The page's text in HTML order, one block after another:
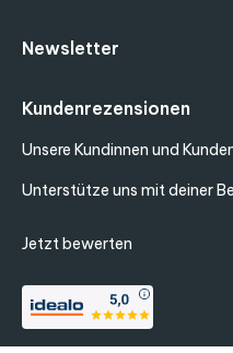
Kundenrezensionen
Unsere Kundinnen und
Unterstütze uns mit deiner
Jetzt bewerten
Newsletter